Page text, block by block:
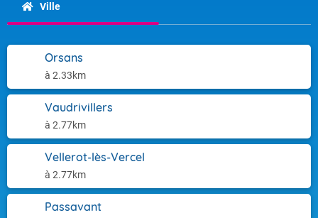
Ville
Orsans
à 2.33km
Vaudrivillers
à 2.77km
Vellerot-lès-Vercel
à 2.77km
Passavant